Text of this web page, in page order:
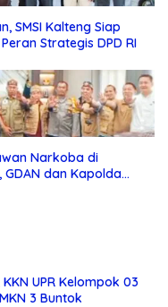
SMSI Kalteng Siap
Strategis DPD RI
Narkoba di
GDAN dan Kapolda
UPR Kelompok 03
3 Buntok